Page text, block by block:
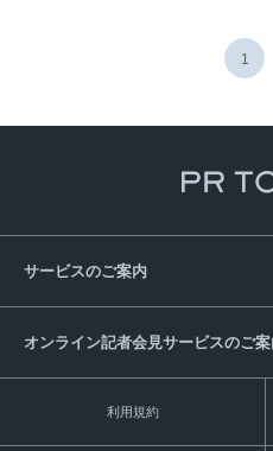
1
サービスのご案内
オンライン記者会見サービスのご
利用規約